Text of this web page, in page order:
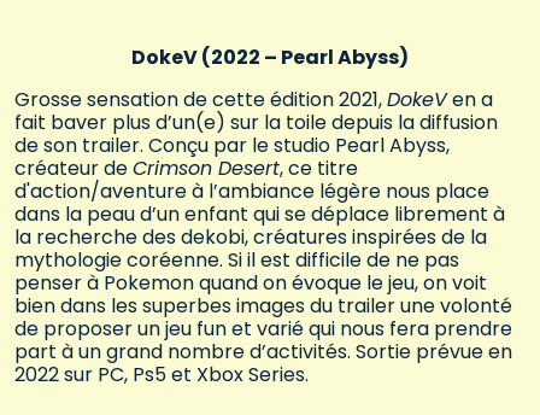
DokeV (2022 – Pearl Abyss)
Grosse sensation de cette édition 2021,DokeVen a
fait baver plus d’un(e) sur la toile depuis la diffusion
de son trailer. Conçu par le studio Pearl Abyss,
créateur deCrimson Desert, ce titre
d'action/aventure à l’ambiance légère nous place
dans la peau d’un enfant qui se déplace librement à
la recherche des dekobi, créatures inspirées de la
mythologie coréenne. Si il est difficile de ne pas
penser à Pokemon quand on évoque le jeu, on voit
bien dans les superbes images du trailer une volonté
de proposer un jeu fun et varié qui nous fera prendre
part à un grand nombre d’activités. Sortie prévue en
2022 sur PC, Ps5 et Xbox Series.